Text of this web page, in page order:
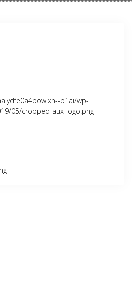
p1ai/wp-
05/cropped-aux-logo.png